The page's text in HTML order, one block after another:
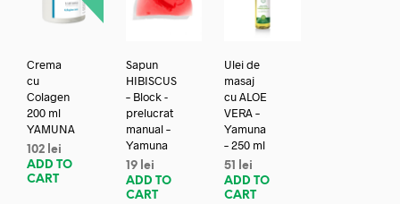
Crema
cu
Colagen
200 ml
YAMUNA
102 lei
ADD TO
CART
Sapun
HIBISCUS
– Block -
prelucrat
manual –
Yamuna
19 lei
ADD TO
CART
Ulei de
masaj
cu ALOE
VERA –
Yamuna
– 250 ml
51
lei
ADD TO
CART